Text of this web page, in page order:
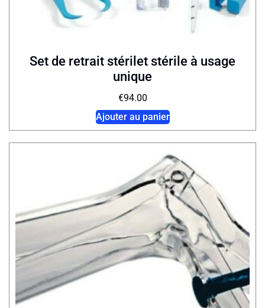
Set de retrait stérilet stérile à usage
unique
€94.00
Ajouter au panier